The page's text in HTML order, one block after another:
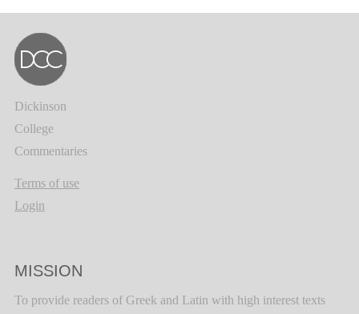
Dickinson
College
Commentaries
Terms of use
Login
MISSION
To provide readers of Greek and Latin with high interest texts